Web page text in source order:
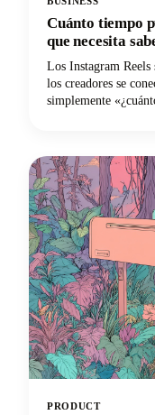
Cuánto tiempo
que necesita
Los Instagram
los creadores se
simplemente
en 2025, desde los
que harán que tu
PRODUCT